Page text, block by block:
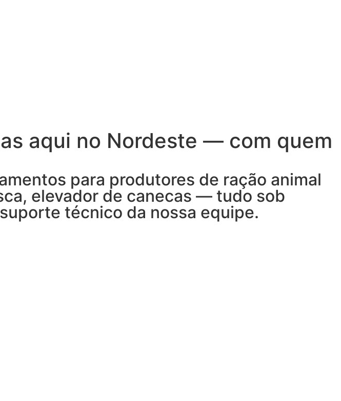
aqui no Nordeste — com quem
para produtores de ração animal
elevador de canecas — tudo sob
técnico da nossa equipe.